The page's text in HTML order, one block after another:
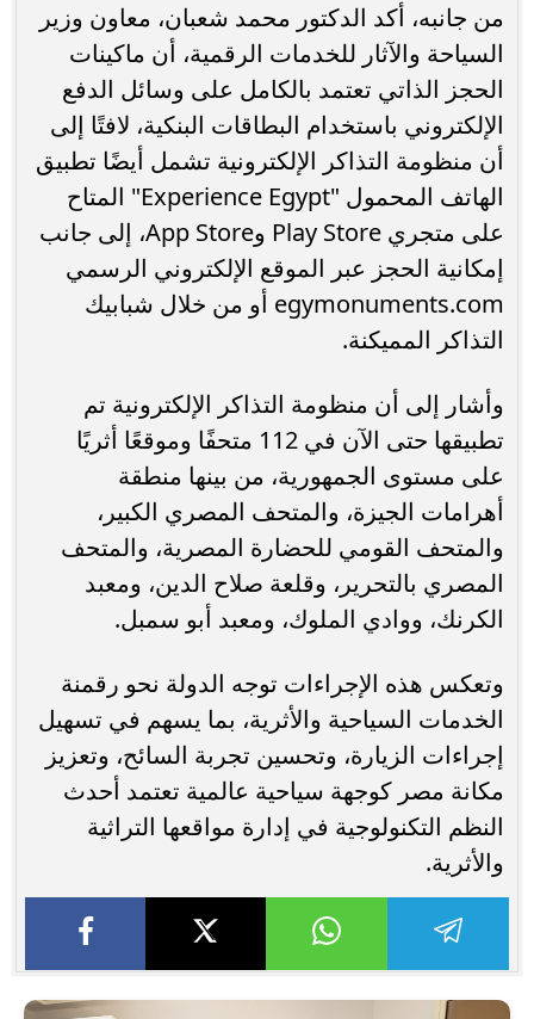
من جانبه، أكد الدكتور محمد شعبان، معاون وزير
السياحة والآثار للخدمات الرقمية، أن ماكينات
الحجز الذاتي تعتمد بالكامل على وسائل الدفع
الإلكتروني باستخدام البطاقات البنكية، لافتًا إلى
أن منظومة التذاكر الإلكترونية تشمل أيضًا تطبيق
الهاتف المحمول "Experience Egypt" المتاح
على متجري Play Store وApp Store، إلى جانب
إمكانية الحجز عبر الموقع الإلكتروني الرسمي
egymonuments.com أو من خلال شبابيك
التذاكر المميكنة.
وأشار إلى أن منظومة التذاكر الإلكترونية تم
تطبيقها حتى الآن في 112 متحفًا وموقعًا أثريًا
على مستوى الجمهورية، من بينها منطقة
أهرامات الجيزة، والمتحف المصري الكبير،
والمتحف القومي للحضارة المصرية، والمتحف
المصري بالتحرير، وقلعة صلاح الدين، ومعبد
الكرنك، ووادي الملوك، ومعبد أبو سمبل.
وتعكس هذه الإجراءات توجه الدولة نحو رقمنة
الخدمات السياحية والأثرية، بما يسهم في تسهيل
إجراءات الزيارة، وتحسين تجربة السائح، وتعزيز
مكانة مصر كوجهة سياحية عالمية تعتمد أحدث
النظم التكنولوجية في إدارة مواقعها التراثية
والأثرية.